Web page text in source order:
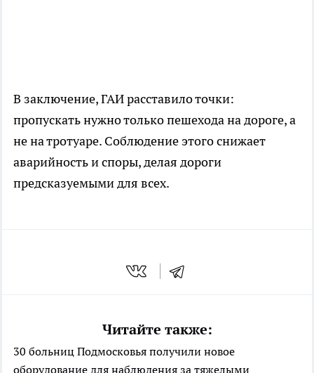
В заключение, ГАИ расставило точки:
пропускать нужно только пешехода на дороге, а
не на тротуаре. Соблюдение этого снижает
аварийность и споры, делая дороги
предсказуемыми для всех.
Читайте также:
30 больниц Подмосковья получили новое
оборудование для наблюдения за тяжелыми